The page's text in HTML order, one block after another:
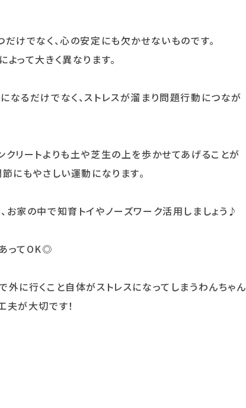
けでなく、心の安定にも欠かせないものです。
って大きく異なります。
なるだけでなく、ストレスが溜まり問題行動につなが
リートよりも土や芝生の上を歩かせてあげることが
にもやさしい運動になります。
家の中で知育トイやノーズワーク活用しましょう♪
ってOK◎
に行くこと自体がストレスになってしまうわんちゃん
夫が大切です！